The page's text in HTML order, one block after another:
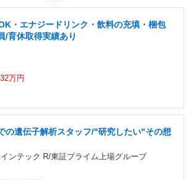
・エナジードリンク・飲料の充填・梱包
/育休取得実績あり
万円
の遺伝子解析スタッフ/"研究したい"その想
ンテック R/東証プライム上場グループ